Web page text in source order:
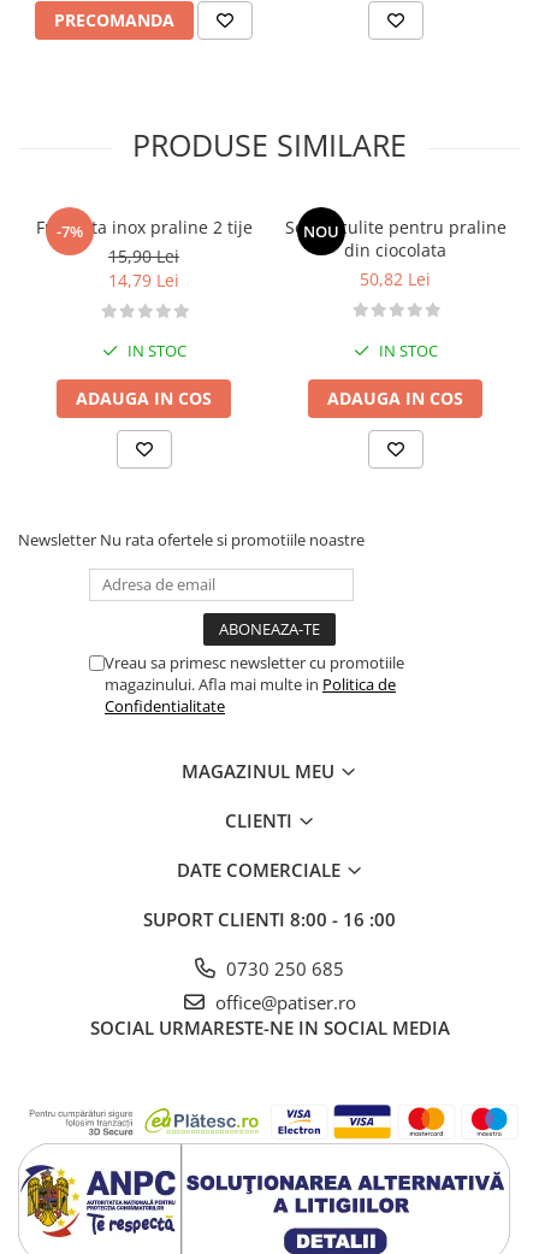
PRECOMANDA
PRODUSE SIMILARE
-7%
Furculita inox praline 2 tije
15,90 Lei
14,79 Lei
IN STOC
ADAUGA IN COS
NOU
Set furculite pentru praline
din ciocolata
50,82 Lei
IN STOC
ADAUGA IN COS
Newsletter Nu rata ofertele si promotiile noastre
Vreau sa primesc newsletter cu promotiile
magazinului. Afla mai multe in Politica de
Confidentialitate
MAGAZINUL MEU
CLIENTI
DATE COMERCIALE
SUPORT CLIENTI 8:00 - 16 :00
0730 250 685
office@patiser.ro
SOCIAL URMARESTE-NE IN SOCIAL MEDIA